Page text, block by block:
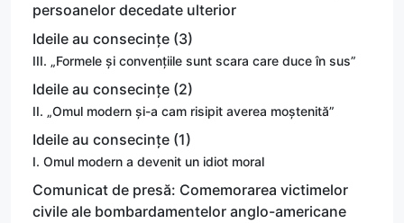
persoanelor decedate ulterior
Ideile au consecințe (3)
III. „Formele și convențiile sunt scara care duce în sus”
Ideile au consecințe (2)
II. „Omul modern și-a cam risipit averea moștenită”
Ideile au consecințe (1)
I. Omul modern a devenit un idiot moral
Comunicat de presă: Comemorarea victimelor
civile ale bombardamentelor anglo-americane